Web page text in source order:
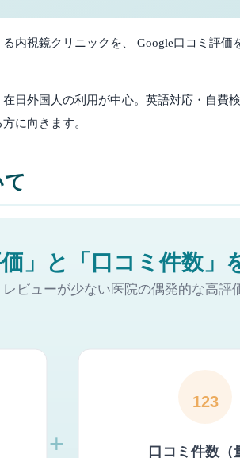
内視鏡クリニックを、 Google口コミ評価
日外国人の利用が中心。英語対応・自
に向きます。